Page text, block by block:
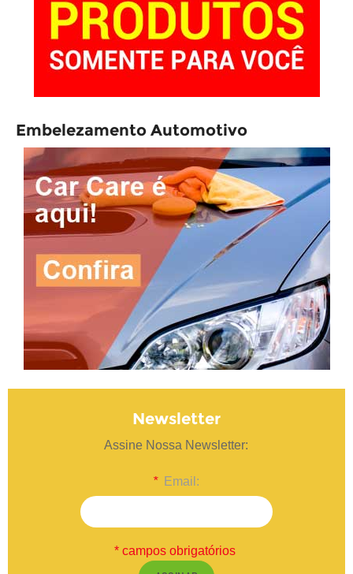
Embelezamento Automotivo
Newsletter
Assine Nossa Newsletter:
* Email:
* campos obrigatórios